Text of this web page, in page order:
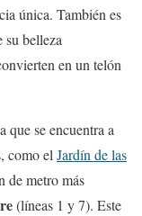
única. También es
su belleza
en un telón
que se encuentra a
como el Jardín de las
de metro más
(líneas 1 y 7). Este